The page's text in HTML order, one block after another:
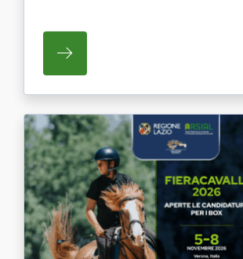
SU REGIONE LAZIO E